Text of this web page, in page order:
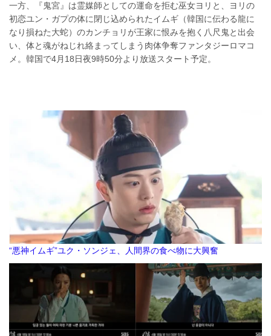
一方、『鬼宮』は霊媒師としての運命を拒む巫女ヨリと、ヨリの
初恋ユン・ガプの体に閉じ込められたイムギ（韓国に伝わる龍に
なり損ねた大蛇）のカンチョリが王家に恨みを抱く八尺鬼と出会
い、体と魂がねじれ絡まってしまう肉体争奪ファンタジーロマコ
メ。韓国で4月18日夜9時50分より放送スタート予定。
“悪神イムギ”ユク・ソンジェ、人間界の食べ物に大興奮